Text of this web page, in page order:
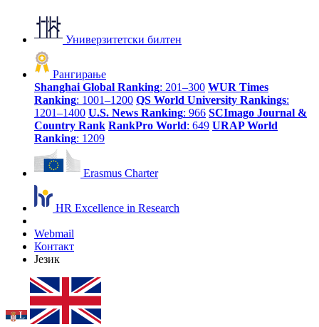
Универзитетски билтен
Рангирање
Shanghai Global Ranking: 201–300 WUR Times
Ranking: 1001–1200 QS World University Rankings:
1201–1400 U.S. News Ranking: 966 SCImago Journal &
Country Rank RankPro World: 649 URAP World
Ranking: 1209
Erasmus Charter
HR Excellence in Research
Webmail
Контакт
Језик